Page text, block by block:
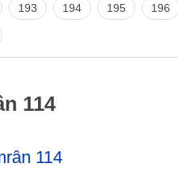
193 194 195 196
114
114